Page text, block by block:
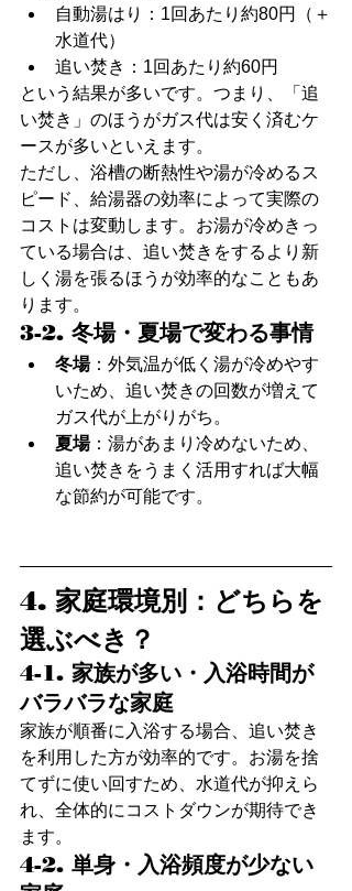
自動湯はり：1回あたり約80円（＋
水道代）
追い焚き：1回あたり約60円
という結果が多いです。つまり、「追
い焚き」のほうがガス代は安く済むケ
ースが多いといえます。
ただし、浴槽の断熱性や湯が冷めるス
ピード、給湯器の効率によって実際の
コストは変動します。お湯が冷めきっ
ている場合は、追い焚きをするより新
しく湯を張るほうが効率的なこともあ
ります。
3-2. 冬場・夏場で変わる事情
冬場：外気温が低く湯が冷めやす
いため、追い焚きの回数が増えて
ガス代が上がりがち。
夏場：湯があまり冷めないため、
追い焚きをうまく活用すれば大幅
な節約が可能です。
4. 家庭環境別：どちらを
選ぶべき？
4-1. 家族が多い・入浴時間が
バラバラな家庭
家族が順番に入浴する場合、追い焚き
を利用した方が効率的です。お湯を捨
てずに使い回すため、水道代が抑えら
れ、全体的にコストダウンが期待でき
ます。
4-2. 単身・入浴頻度が少ない